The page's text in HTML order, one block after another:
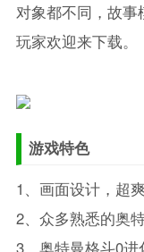
对象都不同，故事
玩家欢迎来下载。
游戏特色
1、画面设计，超
2、众多熟悉的奥
3、奥特曼格斗0